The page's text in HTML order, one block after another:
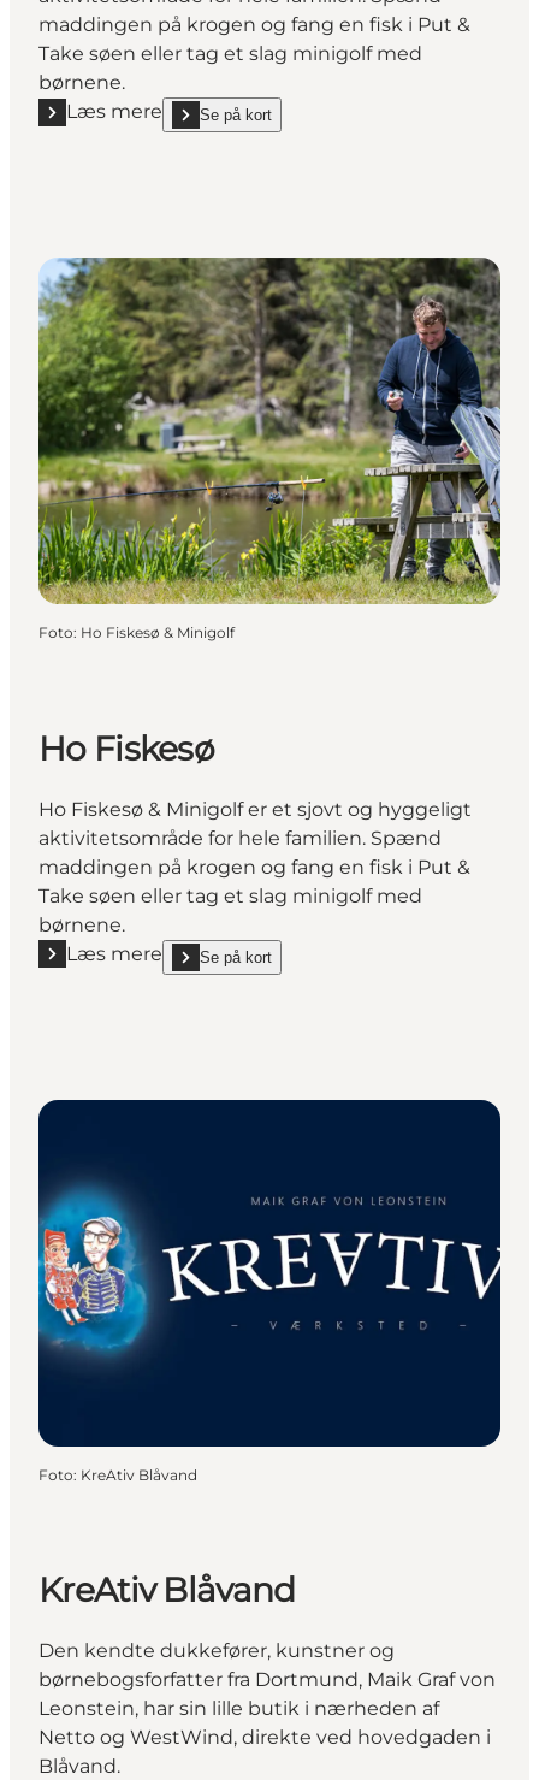
maddingen på krogen og fang en fisk i Put &
Take søen eller tag et slag minigolf med
børnene.
Læs mere
Læs mere "Ho Minigolf"
Se på kort
show Ho Minigolf on_map
Foto: Ho Fiskesø & Minigolf
Ho Fiskesø
Ho Fiskesø & Minigolf er et sjovt og hyggeligt
aktivitetsområde for hele familien. Spænd
maddingen på krogen og fang en fisk i Put &
Take søen eller tag et slag minigolf med
børnene.
Læs mere
Læs mere "Ho Fiskesø"
Se på kort
show Ho Fiskesø on_map
Foto: KreAtiv Blåvand
KreAtiv Blåvand
Den kendte dukkefører, kunstner og
børnebogsforfatter fra Dortmund, Maik Graf von
Leonstein, har sin lille butik i nærheden af
Netto og WestWind, direkte ved hovedgaden i
Blåvand.